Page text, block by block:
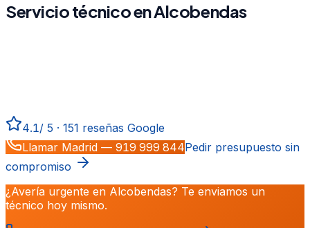
Servicio técnico enAlcobendas
4.1/ 5 · 151 reseñas Google
Llamar Madrid — 919 999 844Pedir presupuesto sin
compromiso
¿Avería urgente en Alcobendas? Te enviamos un
técnico hoy mismo.